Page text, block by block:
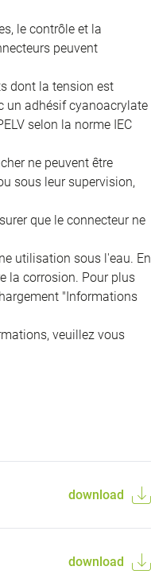
le contrôle et la
peuvent
dont la tension est
un adhésif cyanoacrylate
selon la norme IEC
ne peuvent être
sous leur supervision,
que le connecteur ne
utilisation sous l'eau. En
la corrosion. Pour plus
"Informations
veuillez vous
download
download